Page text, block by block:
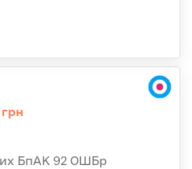
БпАК 92 ОШБр